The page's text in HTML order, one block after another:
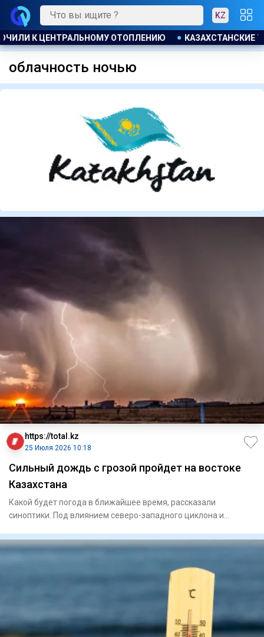
KZ
ЗАВОЕВАЛИ ЧЕТЫРЕ МЕДАЛИ НА ТУРНИРЕ В
облачность ночью
https://total.kz
25 Июля 2026 10:18
Сильный дождь с грозой пройдет на востоке
Казахстана
Какой будет погода в ближайшее время, рассказали
синоптики. Под влиянием северо-западного циклона и